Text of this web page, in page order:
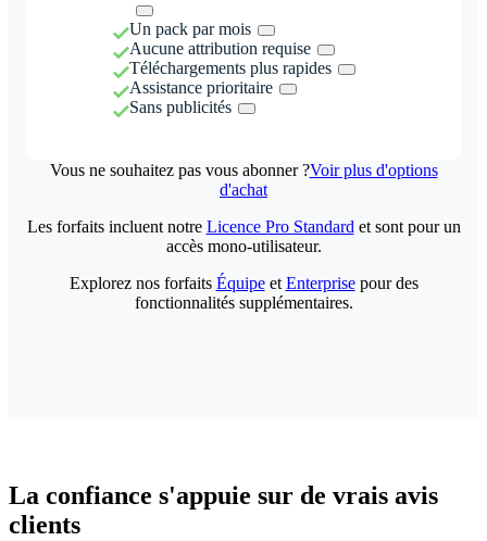
Un pack par mois
Aucune attribution requise
Téléchargements plus rapides
Assistance prioritaire
Sans publicités
Vous ne souhaitez pas vous abonner ?Voir plus d'options
d'achat
Les forfaits incluent notre Licence Pro Standard et sont pour un
accès mono-utilisateur.
Explorez nos forfaits Équipeet Enterprisepour des
fonctionnalités supplémentaires.
La confiance s'appuie sur de vrais avis
clients